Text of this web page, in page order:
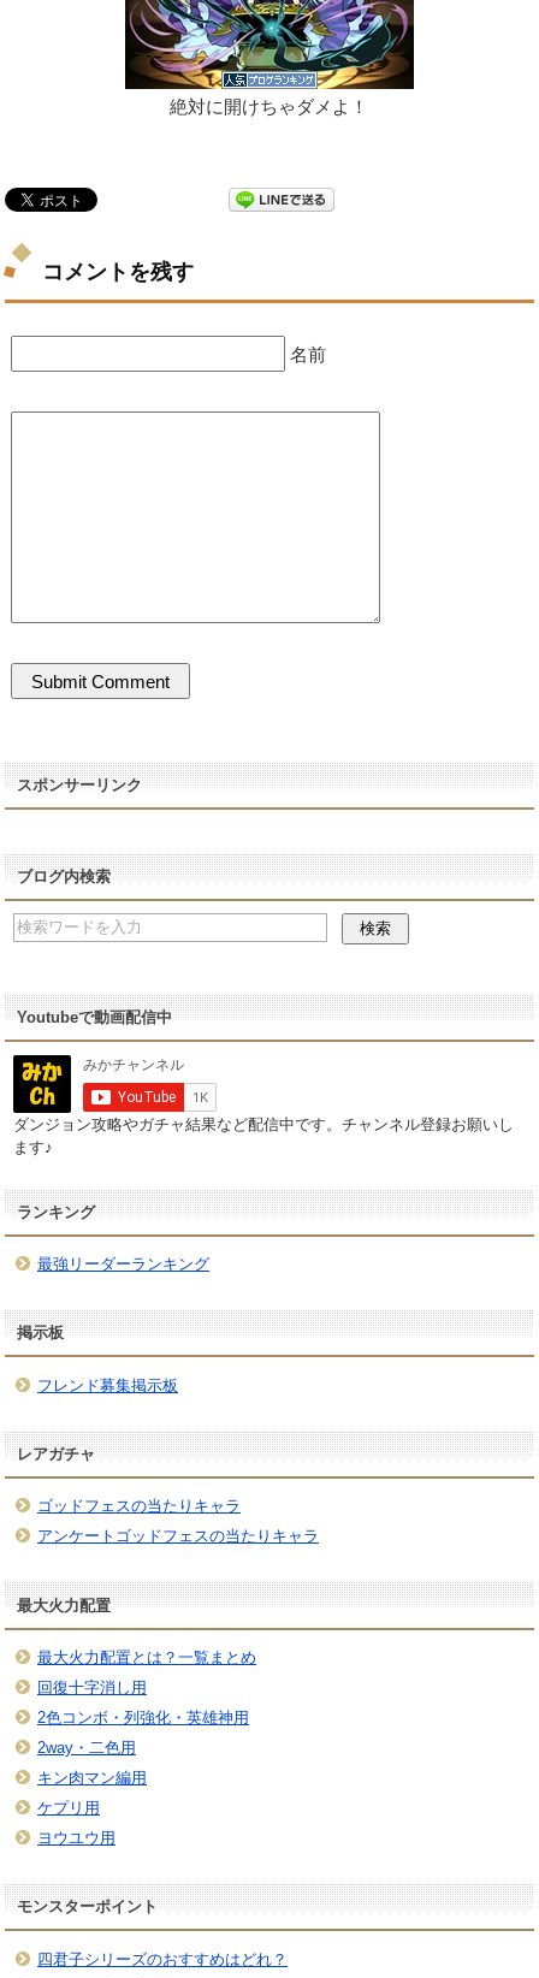
絶対に開けちゃダメよ！
コメントを残す
名前
スポンサーリンク
ブログ内検索
Youtubeで動画配信中
ダンジョン攻略やガチャ結果など配信中です。チャンネル登録お願いし
ます♪
ランキング
最強リーダーランキング
掲示板
フレンド募集掲示板
レアガチャ
ゴッドフェスの当たりキャラ
アンケートゴッドフェスの当たりキャラ
最大火力配置
最大火力配置とは？一覧まとめ
回復十字消し用
2色コンボ・列強化・英雄神用
2way・二色用
キン肉マン編用
ケプリ用
ヨウユウ用
モンスターポイント
四君子シリーズのおすすめはどれ？